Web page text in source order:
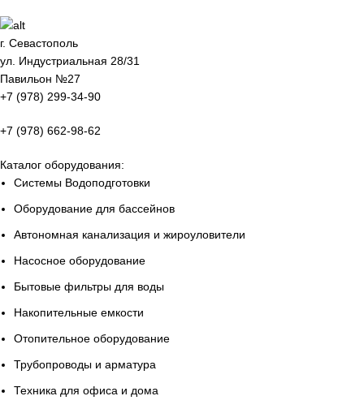
г. Севастополь
ул. Индустриальная 28/31
Павильон №27
+7 (978) 299-34-90
+7 (978) 662-98-62
Каталог оборудования:
Системы Водоподготовки
Оборудование для бассейнов
Автономная канализация и жироуловители
Насосное оборудование
Бытовые фильтры для воды
Накопительные емкости
Отопительное оборудование
Трубопроводы и арматура
Техника для офиса и дома